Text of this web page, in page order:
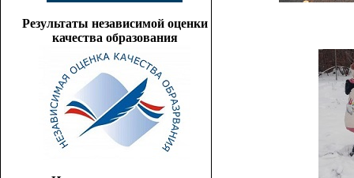
Результаты независимой оценки
качества образования